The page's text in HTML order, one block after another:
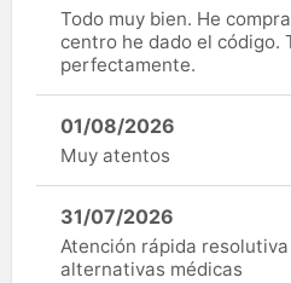
Todo muy bien. He
centro he dado el código.
perfectamente.
01/08/2026
Muy atentos
31/07/2026
Atención rápida
alternativas médicas